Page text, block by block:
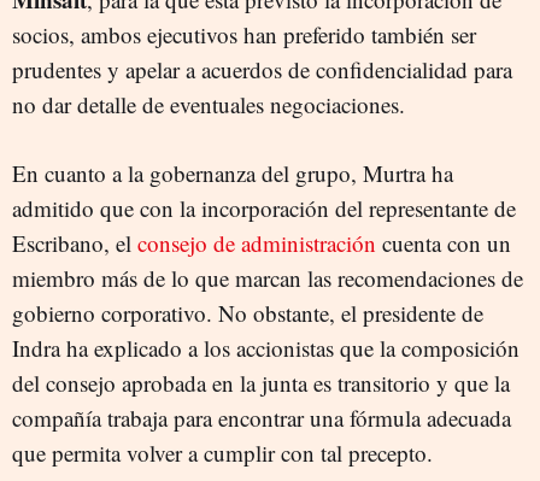
socios, ambos ejecutivos han preferido también ser
prudentes y apelar a acuerdos de confidencialidad para
no dar detalle de eventuales negociaciones.
En cuanto a la gobernanza del grupo, Murtra ha
admitido que con la incorporación del representante de
Escribano, el consejo de administración cuenta con un
miembro más de lo que marcan las recomendaciones de
gobierno corporativo. No obstante, el presidente de
Indra ha explicado a los accionistas que la composición
del consejo aprobada en la junta es transitorio y que la
compañía trabaja para encontrar una fórmula adecuada
que permita volver a cumplir con tal precepto.